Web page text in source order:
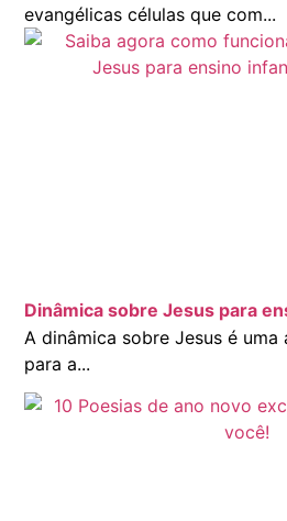
evangélicas células que com...
Dinâmica sobre Jesus para
A dinâmica sobre Jesus é
para a...